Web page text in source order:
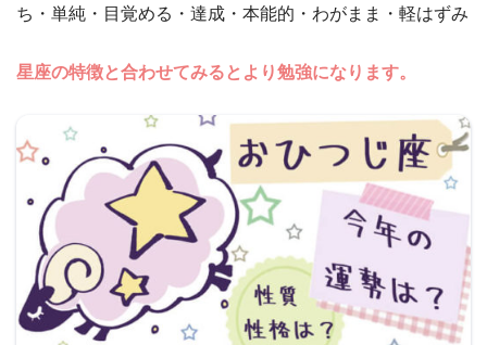
ち・単純・目覚める・達成・本能的・わがまま・軽はずみ
星座の特徴と合わせてみるとより勉強になります。